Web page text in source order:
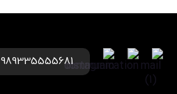
989335555681+